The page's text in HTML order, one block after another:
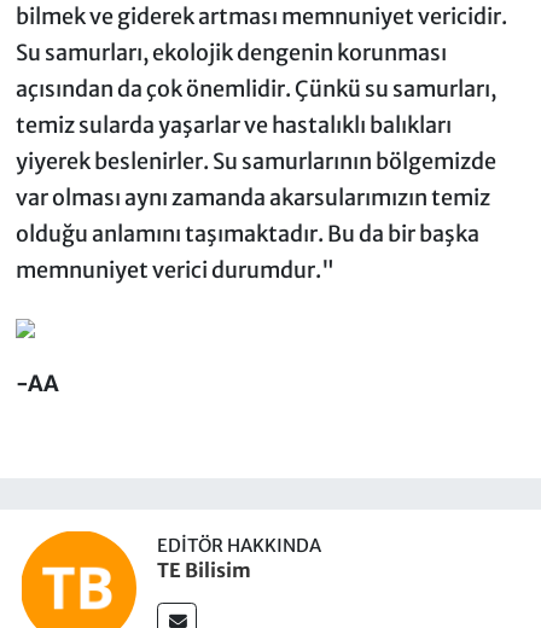
bilmek ve giderek artması memnuniyet vericidir.
Su samurları, ekolojik dengenin korunması
açısından da çok önemlidir. Çünkü su samurları,
temiz sularda yaşarlar ve hastalıklı balıkları
yiyerek beslenirler. Su samurlarının bölgemizde
var olması aynı zamanda akarsularımızın temiz
olduğu anlamını taşımaktadır. Bu da bir başka
memnuniyet verici durumdur."
-AA
EDITÖR HAKKINDA
TE Bilisim